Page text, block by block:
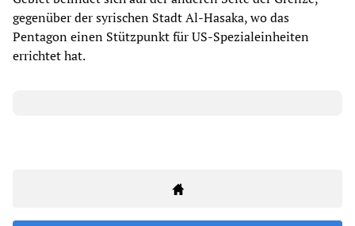
gegenüber der syrischen Stadt Al-Hasaka, wo das
Pentagon einen Stützpunkt für US-Spezialeinheiten
errichtet hat.